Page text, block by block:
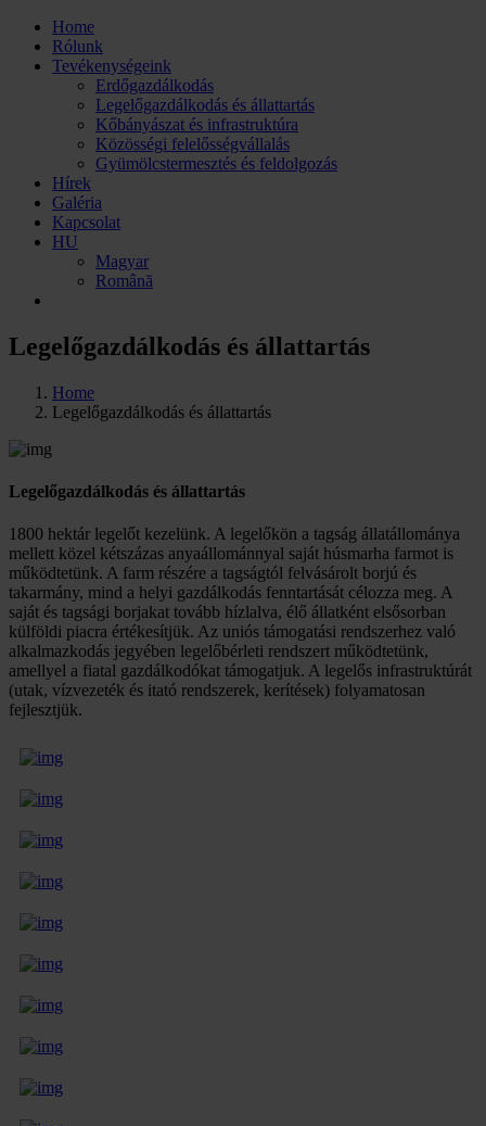
Home
Rólunk
Tevékenységeink
Erdőgazdálkodás
Legelőgazdálkodás és állattartás
Kőbányászat és infrastruktúra
Közösségi felelősségvállalás
Gyümölcstermesztés és feldolgozás
Hírek
Galéria
Kapcsolat
HU
Magyar
Română
Legelőgazdálkodás és állattartás
Home
Legelőgazdálkodás és állattartás
Legelőgazdálkodás és állattartás
1800 hektár legelőt kezelünk. A legelőkön a tagság állatállománya
mellett közel kétszázas anyaállománnyal saját húsmarha farmot is
működtetünk. A farm részére a tagságtól felvásárolt borjú és
takarmány, mind a helyi gazdálkodás fenntartását célozza meg. A
saját és tagsági borjakat tovább hízlalva, élő állatként elsősorban
külföldi piacra értékesítjük. Az uniós támogatási rendszerhez való
alkalmazkodás jegyében legelőbérleti rendszert működtetünk,
amellyel a fiatal gazdálkodókat támogatjuk. A legelős infrastruktúrát
(utak, vízvezeték és itató rendszerek, kerítések) folyamatosan
fejlesztjük.